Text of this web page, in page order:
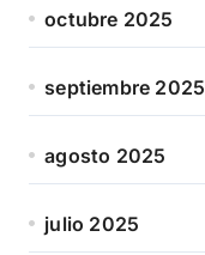
octubre 2025
septiembre 2025
agosto 2025
julio 2025